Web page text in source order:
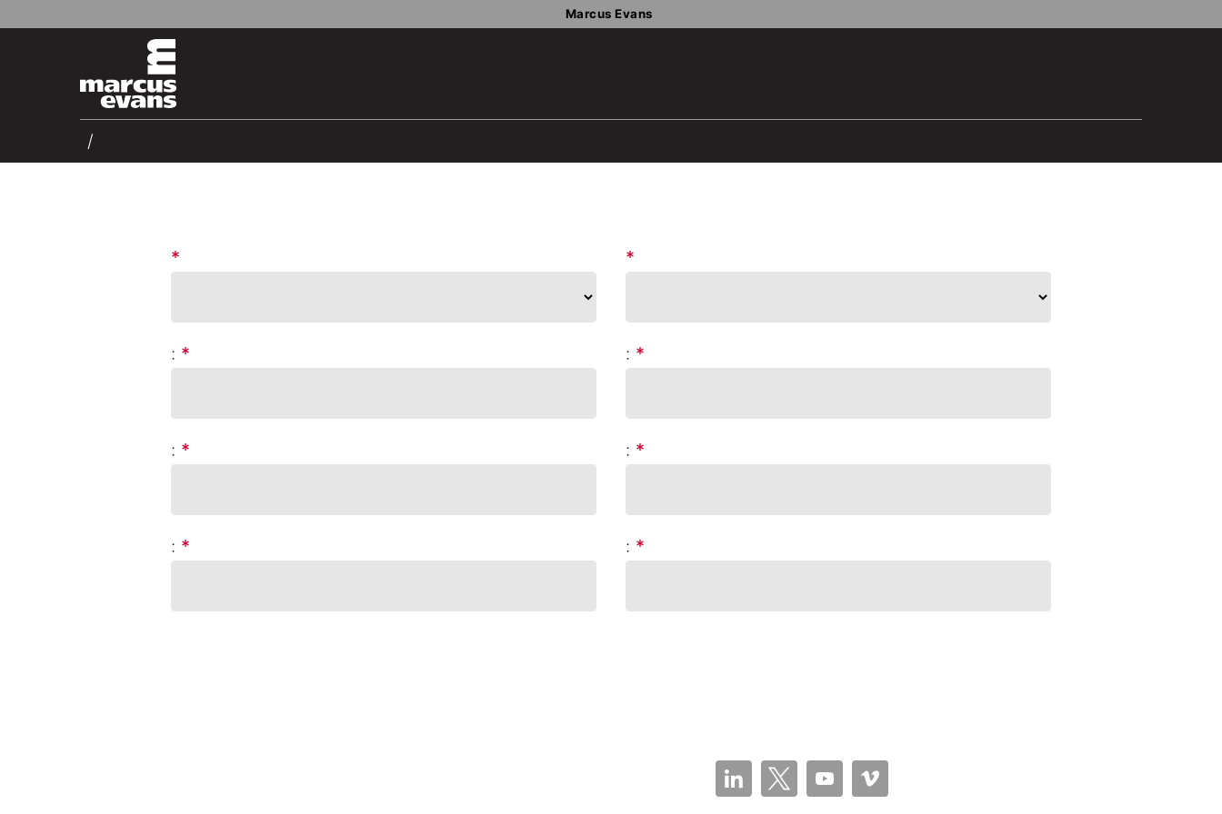
Marcus Evans
* *
: * : *
: * : *
: * : *